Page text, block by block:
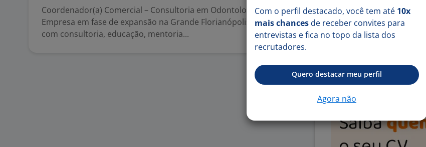
Coordenador(a) Comercial – Consultoria em Odontologia
Empresa em fase de expansão na Grande Florianópolis, atuante
com consultoria, educação, mentoria...
-. Assistência
-. Gympess
Número de vagas:
Tipo de contrato e
Área Profissional:
Com o perfil destacado, você tem até 10x
mais chances de receber convites para
entrevistas e fica no topo da lista dos
recrutadores.
Quero destacar meu perfil
Agora não